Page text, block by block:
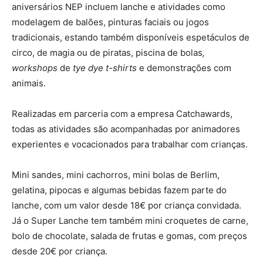
aniversários NEP incluem lanche e atividades como
modelagem de balões, pinturas faciais ou jogos
tradicionais, estando também disponíveis espetáculos de
circo, de magia ou de piratas, piscina de bolas,
workshops de tye dye t-shirts e demonstrações com
animais.
Realizadas em parceria com a empresa Catchawards,
todas as atividades são acompanhadas por animadores
experientes e vocacionados para trabalhar com crianças.
Mini sandes, mini cachorros, mini bolas de Berlim,
gelatina, pipocas e algumas bebidas fazem parte do
lanche, com um valor desde 18€ por criança convidada.
Já o Super Lanche tem também mini croquetes de carne,
bolo de chocolate, salada de frutas e gomas, com preços
desde 20€ por criança.